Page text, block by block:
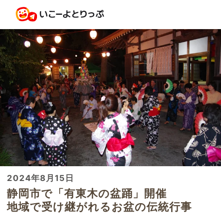
2024年8月15日
静岡市で「有東木の盆踊」開催
地域で受け継がれるお盆の伝統行事